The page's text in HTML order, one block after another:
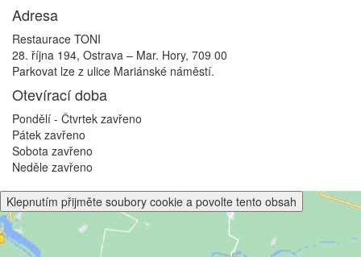
Adresa
Restaurace TONI
28. října 194, Ostrava – Mar. Hory, 709 00
Parkovat lze z ulice Mariánské náměstí.
Otevírací doba
Pondělí - Čtvrtek zavřeno
Pátek zavřeno
Sobota zavřeno
Neděle zavřeno
Klepnutím přijměte soubory cookie a povolte tento obsah